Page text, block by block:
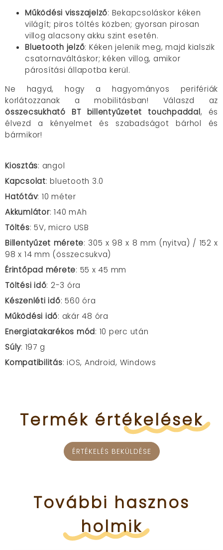
Működési visszajelző: Bekapcsoláskor kéken
világít; piros töltés közben; gyorsan pirosan
villog alacsony akku szint esetén.
Bluetooth jelző: Kéken jelenik meg, majd kialszik
csatornaváltáskor; kéken villog, amikor
párosítási állapotba kerül.
Ne hagyd, hogy a hagyományos perifériák
korlátozzanak a mobilitásban! Válaszd az
összecsukható BT billentyűzetet touchpaddal, és
élvezd a kényelmet és szabadságot bárhol és
bármikor!
Kiosztás: angol
Kapcsolat: bluetooth 3.0
Hatótáv: 10 méter
Akkumlátor: 140 mAh
Töltés: 5V, micro USB
Billentyűzet mérete: 305 x 98 x 8 mm (nyitva) / 152 x
98 x 14 mm (összecsukva)
Érintőpad mérete: 55 x 45 mm
Töltési idő: 2-3 óra
Készenléti idő: 560 óra
Működési idő: akár 48 óra
Energiatakarékos mód: 10 perc után
Súly: 197 g
Kompatibilitás: iOS, Android, Windows
Termék értékelések
ÉRTÉKELÉS BEKÜLDÉSE
További hasznos
holmik